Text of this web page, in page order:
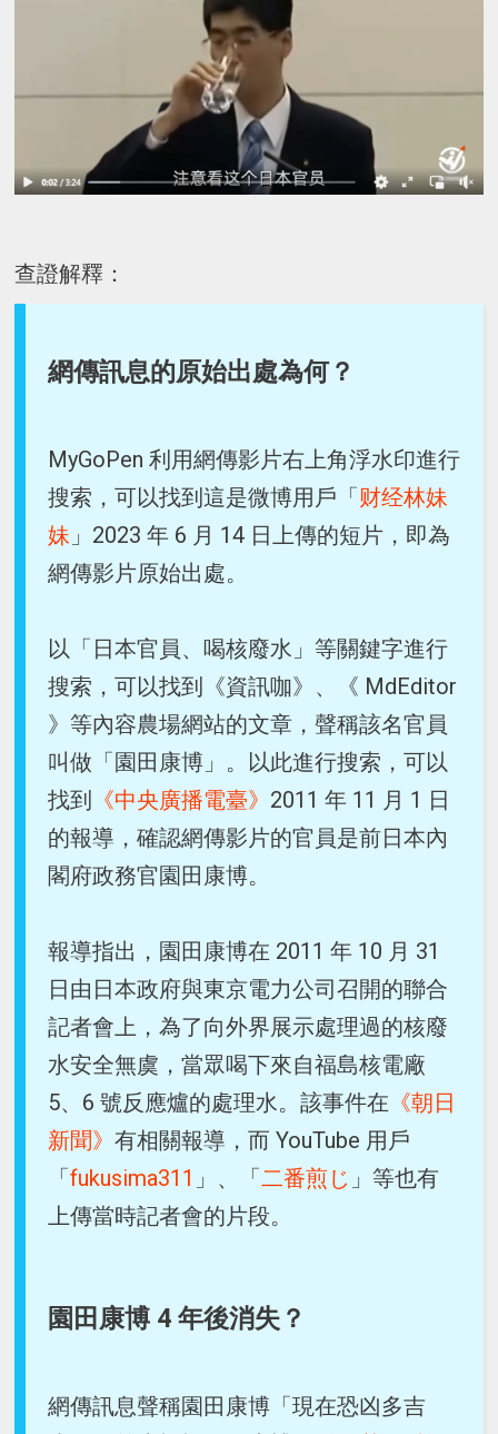
查證解釋：
網傳訊息的原始出處為何？
MyGoPen 利用網傳影片右上角浮水印進行
搜索，可以找到這是微博用戶「财经林妹
妹 」2023 年 6 月 14 日上傳的短片，即為
網傳影片原始出處。
以「日本官員、喝核廢水」等關鍵字進行
搜索，可以找到《資訊咖》、《 MdEditor
》等內容農場網站的文章，聲稱該名官員
叫做「園田康博」。以此進行搜索，可以
找到
《中央廣播電臺》 2011 年 11 月 1 日
的報導，確認網傳影片的官員是前日本內
閣府政務官園田康博。
報導指出，園田康博在 2011 年 10 月 31
日由日本政府與東京電力公司召開的聯合
記者會上，為了向外界展示處理過的核廢
水安全無虞，當眾喝下來自福島核電廠
5、6 號反應爐的處理水。該事件在 《朝日
新聞》有相關報導，而 YouTube 用戶
「fukusima311 」、「二番煎じ 」等也有
上傳當時記者會的片段。
園田康博 4 年後消失？
網傳訊息聲稱園田康博「現在恐凶多吉